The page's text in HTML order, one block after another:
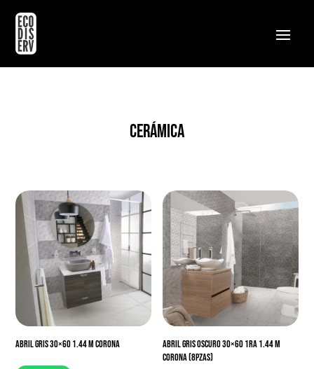
CERÁMICA
ABRIL GRIS 30×60 1.44 M CORONA
ABRIL GRIS OSCURO 30×60 1RA 1.44 M
CORONA (8PZAS)